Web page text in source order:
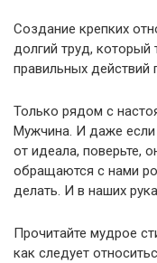
Создание крепких
долгий труд, который
правильных
Только рядом с
Мужчина. И даже если
от идеала, поверьте,
обращаются с нами
делать. И в наших
Прочитайте мудрое
как следует